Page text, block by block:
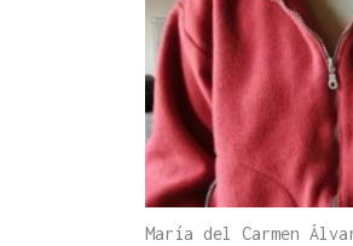
María del Carmen